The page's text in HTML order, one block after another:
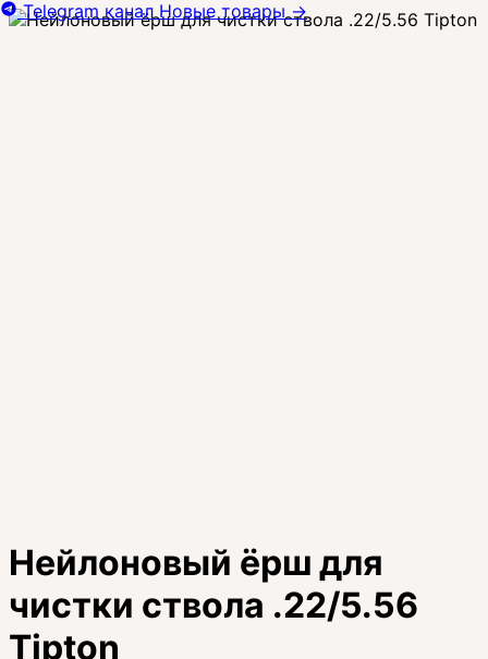
Нейлоновый ёрш для
чистки ствола .22/5.56
Tipton
Telegram канал Новые товары→